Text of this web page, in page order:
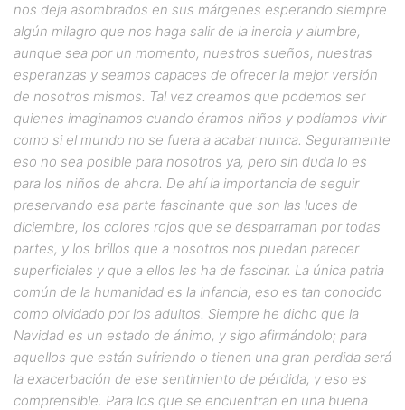
nos deja asombrados en sus márgenes esperando siempre
algún milagro que nos haga salir de la inercia y alumbre,
aunque sea por un momento, nuestros sueños, nuestras
esperanzas y seamos capaces de ofrecer la mejor versión
de nosotros mismos. Tal vez creamos que podemos ser
quienes imaginamos cuando éramos niños y podíamos vivir
como si el mundo no se fuera a acabar nunca. Seguramente
eso no sea posible para nosotros ya, pero sin duda lo es
para los niños de ahora. De ahí la importancia de seguir
preservando esa parte fascinante que son las luces de
diciembre, los colores rojos que se desparraman por todas
partes, y los brillos que a nosotros nos puedan parecer
superficiales y que a ellos les ha de fascinar. La única patria
común de la humanidad es la infancia, eso es tan conocido
como olvidado por los adultos. Siempre he dicho que la
Navidad es un estado de ánimo, y sigo afirmándolo; para
aquellos que están sufriendo o tienen una gran perdida será
la exacerbación de ese sentimiento de pérdida, y eso es
comprensible. Para los que se encuentran en una buena